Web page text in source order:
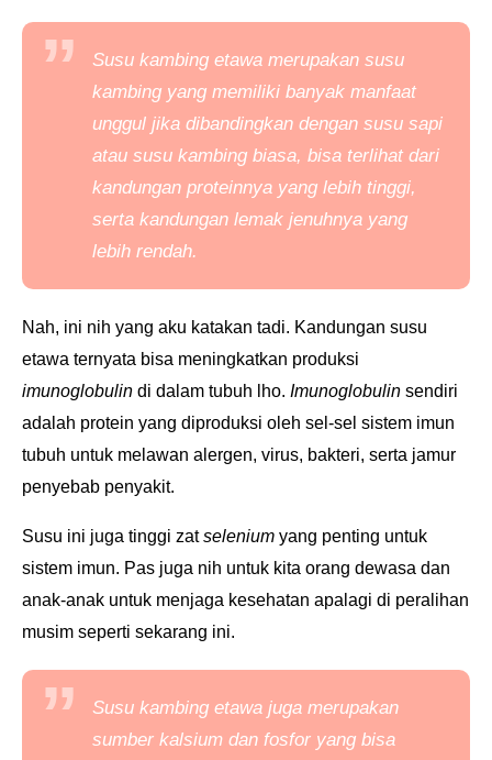
Susu kambing etawa merupakan susu
kambing yang memiliki banyak manfaat
unggul jika dibandingkan dengan susu sapi
atau susu kambing biasa, bisa terlihat dari
kandungan proteinnya yang lebih tinggi,
serta kandungan lemak jenuhnya yang
lebih rendah.
Nah, ini nih yang aku katakan tadi. Kandungan susu
etawa ternyata bisa meningkatkan produksi
imunoglobulin di dalam tubuh lho. Imunoglobulin sendiri
adalah protein yang diproduksi oleh sel-sel sistem imun
tubuh untuk melawan alergen, virus, bakteri, serta jamur
penyebab penyakit.
Susu ini juga tinggi zatselenium yang penting untuk
sistem imun. Pas juga nih untuk kita orang dewasa dan
anak-anak untuk menjaga kesehatan apalagi di peralihan
musim seperti sekarang ini.
Susu kambing etawa juga merupakan
sumber kalsium dan fosfor yang bisa